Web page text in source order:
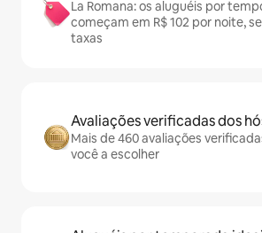
La Romana: os aluguéis por
começam em R$ 102 por noite,
taxas
Avaliações verificadas dos
Mais de 460 avaliações
você a escolher